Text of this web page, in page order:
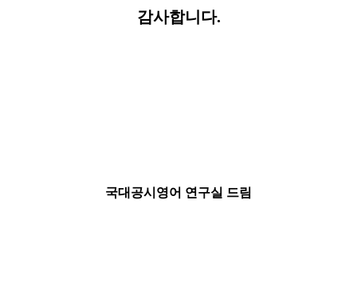
감사합니다.
국대공시영어 연구실 드림